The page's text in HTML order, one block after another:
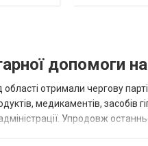
допомоги
отримали чергову
медикаментів, засобів
Упродовж